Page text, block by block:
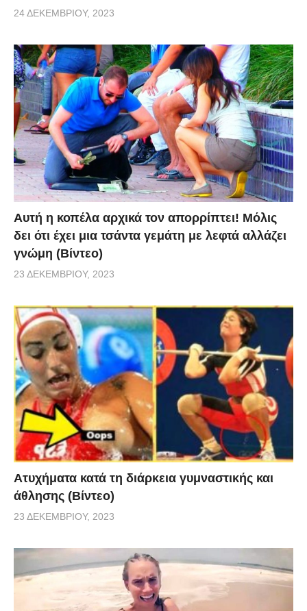
24 ΔΕΚΕΜΒΡΊΟΥ, 2023
Αυτή η κοπέλα αρχικά τον απορρίπτει! Μόλις
δει ότι έχει μια τσάντα γεμάτη με λεφτά αλλάζει
γνώμη (Βίντεο)
23 ΔΕΚΕΜΒΡΊΟΥ, 2023
Aτυχήματα κατά τη διάρκεια γυμναστικής και
άθλησης (Βίντεο)
23 ΔΕΚΕΜΒΡΊΟΥ, 2023